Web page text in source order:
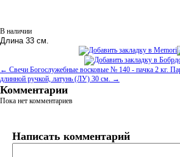
В наличии
Длина 33 см.
← Свечи Богослужебные восковые № 140 - пачка 2 кг.
длинной ручкой, латунь (ЛУ) 30 см. →
Комментарии
Пока нет комментариев
Написать комментарий